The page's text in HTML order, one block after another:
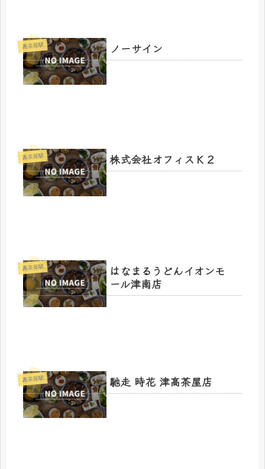
高茶屋駅 ノーサイン
高茶屋駅 株式会社オフィスＫ２
高茶屋駅
はなまるうどんイオンモ
ール津南店
高茶屋駅 馳走 時花 津高茶屋店